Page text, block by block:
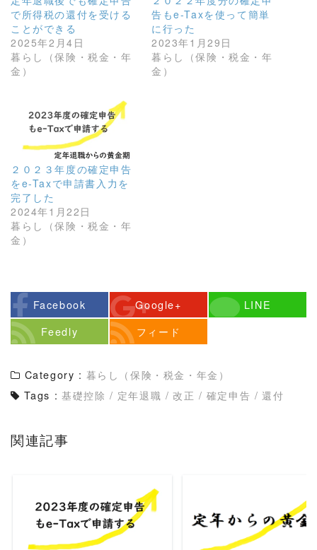
で所得税の還付を受ける
ことができる
2025年2月4日
暮らし（保険・税金・年
金）
告もe-Taxを使って簡単
に行った
2023年1月29日
暮らし（保険・税金・年
金）
２０２３年度の確定申告
をe-Taxで申請書入力を
完了した
2024年1月22日
暮らし（保険・税金・年
金）
Facebook Google+
LINE
Feedly
フィード
Category : 暮らし（保険・税金・年金）
Tags : 基礎控除 / 定年退職 / 改正 / 確定申告 / 還付
関連記事
READ MORE READ MORE